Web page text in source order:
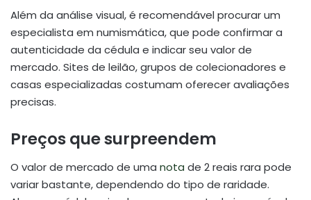
Além da análise visual, é recomendável procurar um
especialista em numismática, que pode confirmar a
autenticidade da cédula e indicar seu valor de
mercado. Sites de leilão, grupos de colecionadores e
casas especializadas costumam oferecer avaliações
precisas.
Preços que surpreendem
O valor de mercado de uma nota de 2 reais rara pode
variar bastante, dependendo do tipo de raridade.